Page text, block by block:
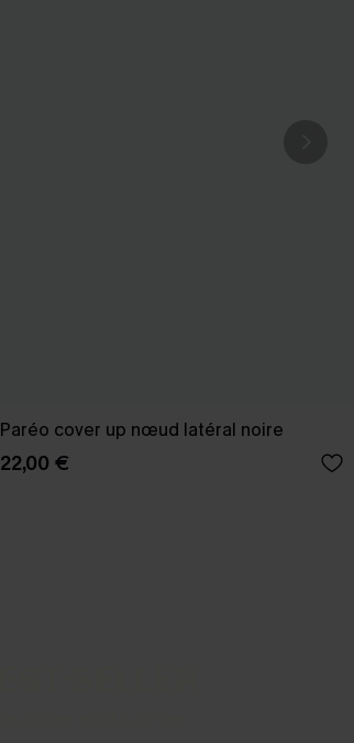
Paréo cover up nœud latéral noire
22,00 €